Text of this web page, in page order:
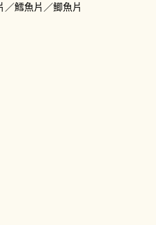
鱈魚片／鯽魚片